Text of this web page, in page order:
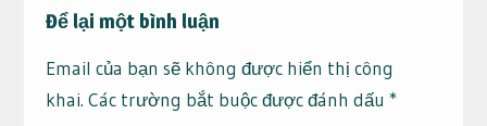
Để lại một bình luận
Email của bạn sẽ không được hiển thị công
khai. Các trường bắt buộc được đánh dấu *